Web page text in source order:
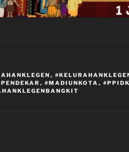
,
, #MADIUNKOTA ,